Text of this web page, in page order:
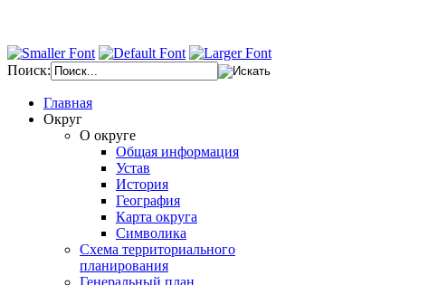
Поиск:
Главная
Округ
О округе
Общая информация
Устав
История
География
Карта округа
Символика
Схема территориального
планирования
Генеральный план